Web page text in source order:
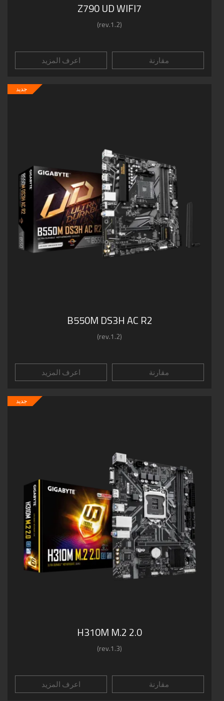
Z790 UD WIFI7
(rev.1.2)
اعرف المزيد مقارنة
جديد
B550M DS3H AC R2
(rev.1.2)
اعرف المزيد مقارنة
جديد
H310M M.2 2.0
(rev.1.3)
اعرف المزيد مقارنة